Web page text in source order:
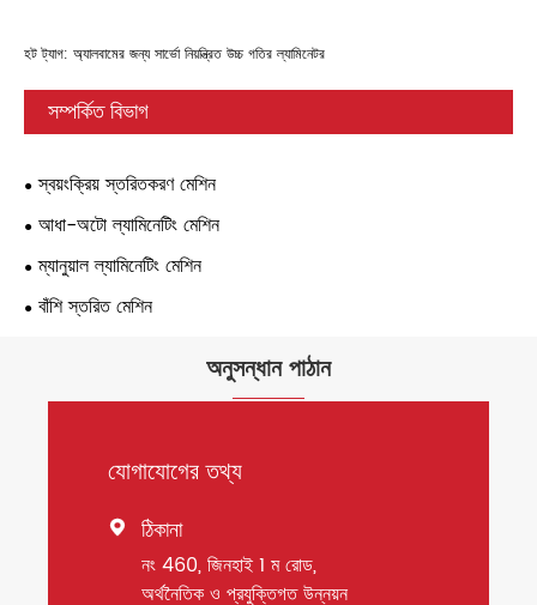
হট ট্যাগ: অ্যালবামের জন্য সার্ভো নিয়ন্ত্রিত উচ্চ গতির ল্যামিনেটর
সম্পর্কিত বিভাগ
স্বয়ংক্রিয় স্তরিতকরণ মেশিন
আধা-অটো ল্যামিনেটিং মেশিন
ম্যানুয়াল ল্যামিনেটিং মেশিন
বাঁশি স্তরিত মেশিন
অনুসন্ধান পাঠান
যোগাযোগের তথ্য
 ঠিকানা
নং 460, জিনহাই 1 ম রোড,
অর্থনৈতিক ও প্রযুক্তিগত উন্নয়ন